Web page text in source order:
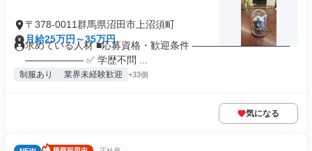
〒378-0011群馬県沼田市上沼須町
月給25万円～35万円
求めている人材 ■応募資格・歓迎条件 ――――――――――
―――――― ✅ 学歴不問 ...
制服あり 業界未経験歓迎 +33個
気になる